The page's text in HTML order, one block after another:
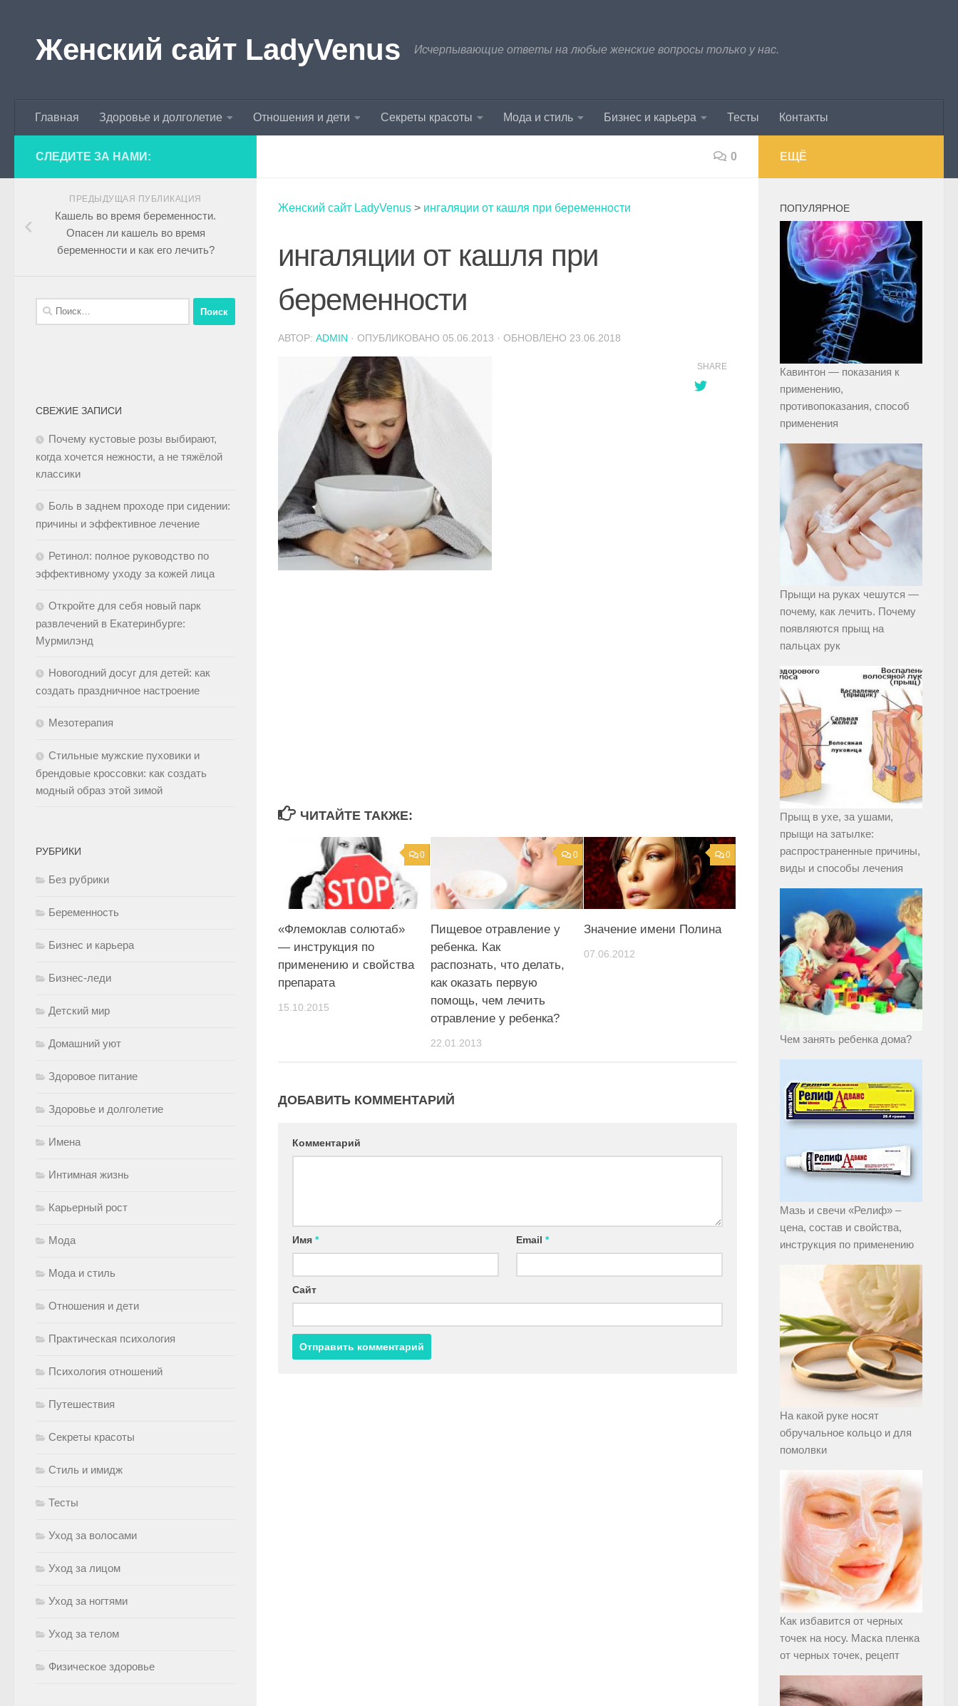
Женский сайт LadyVenus Исчерпывающие ответы на любые женские вопросы только у нас.
Главная Здоровье и долголетие Отношения и дети Секреты красоты Мода и стиль Бизнес и карьера Тесты Контакты
0
Женский сайт LadyVenus > ингаляции от кашля при беременности
ингаляции от кашля при
беременности
АВТОР: ADMIN · ОПУБЛИКОВАНО 05.06.2013 · ОБНОВЛЕНО 23.06.2018
SHARE
ЧИТАЙТЕ ТАКЖЕ:
0
«Флемоклав солютаб»
— инструкция по
применению и свойства
препарата
15.10.2015
0
Пищевое отравление у
ребенка. Как
распознать, что делать,
как оказать первую
помощь, чем лечить
отравление у ребенка?
22.01.2013
0
Значение имени Полина
07.06.2012
ДОБАВИТЬ КОММЕНТАРИЙ
Комментарий
Имя * Email*
Сайт
СЛЕДИТЕ ЗА НАМИ:
ПРЕДЫДУЩАЯ ПУБЛИКАЦИЯ
Кашель во время беременности.
Опасен ли кашель во время
беременности и как его лечить?
СВЕЖИЕ ЗАПИСИ
Почему кустовые розы выбирают,
когда хочется нежности, а не тяжёлой
классики
Боль в заднем проходе при сидении:
причины и эффективное лечение
Ретинол: полное руководство по
эффективному уходу за кожей лица
Откройте для себя новый парк
развлечений в Екатеринбурге:
Мурмилэнд
Новогодний досуг для детей: как
создать праздничное настроение
Мезотерапия
Стильные мужские пуховики и
брендовые кроссовки: как создать
модный образ этой зимой
РУБРИКИ
Без рубрики
Беременность
Бизнес и карьера
Бизнес-леди
Детский мир
Домашний уют
Здоровое питание
Здоровье и долголетие
Имена
Интимная жизнь
Карьерный рост
Мода
Мода и стиль
Отношения и дети
Практическая психология
Психология отношений
Путешествия
Секреты красоты
Стиль и имидж
Тесты
Уход за волосами
Уход за лицом
Уход за ногтями
Уход за телом
Физическое здоровье
ЕЩЁ
ПОПУЛЯРНОЕ
Кавинтон — показания к
применению,
противопоказания, способ
применения
Прыщи на руках чешутся —
почему, как лечить. Почему
появляются прыщ на
пальцах рук
Прыщ в ухе, за ушами,
прыщи на затылке:
распространенные причины,
виды и способы лечения
Чем занять ребенка дома?
Мазь и свечи «Релиф» –
цена, состав и свойства,
инструкция по применению
На какой руке носят
обручальное кольцо и для
помолвки
Как избавится от черных
точек на носу. Маска пленка
от черных точек, рецепт